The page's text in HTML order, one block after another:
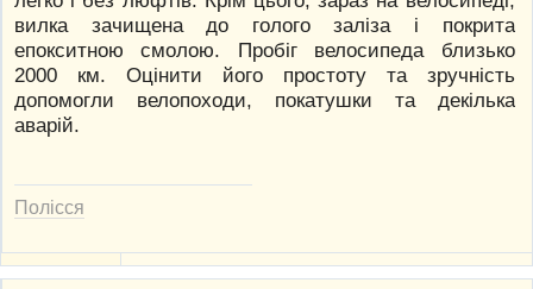
вилка зачищена до голого заліза і покрита
епокситною смолою. Пробіг велосипеда близько
2000 км. Оцінити його простоту та зручність
допомогли велопоходи, покатушки та декілька
аварій.
Полісся